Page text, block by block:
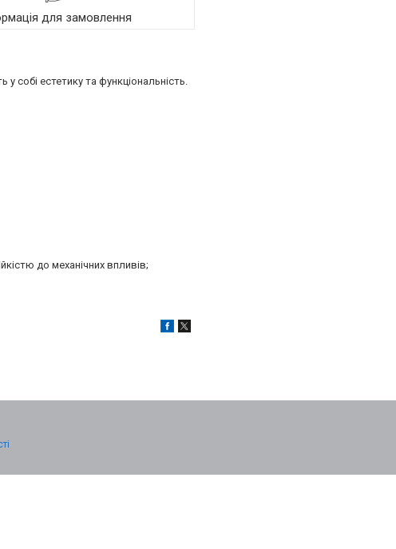
для замовлення
собі естетику та функціональність.
до механічних впливів;